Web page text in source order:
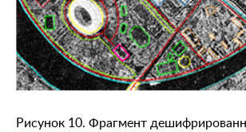
Рисунок 10. Фрагмент